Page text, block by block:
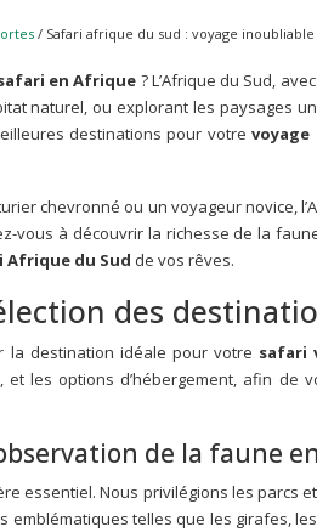
/ Safari afrique du sud : voyage
en Afrique ? L’Afrique du Sud,
naturel, ou explorant les paysages
destinations pour votre
chevronné ou un voyageur novice,
vous à découvrir la richesse de la
Afrique du Sud de vos rêves.
des
la destination idéale pour votre safari
et les options d’hébergement, afin
de la faune
essentiel. Nous privilégions les parcs
emblématiques telles que les girafes,